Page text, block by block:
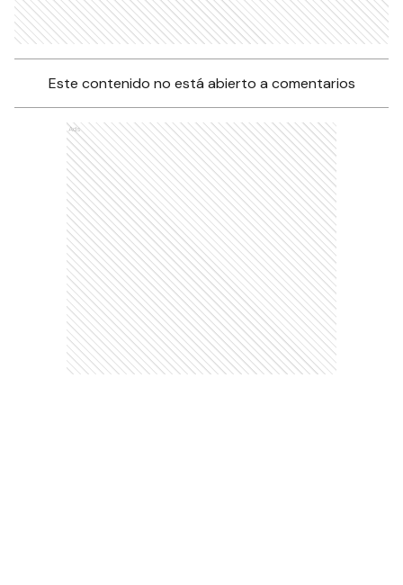
Este contenido no está abierto a comentarios
Ads